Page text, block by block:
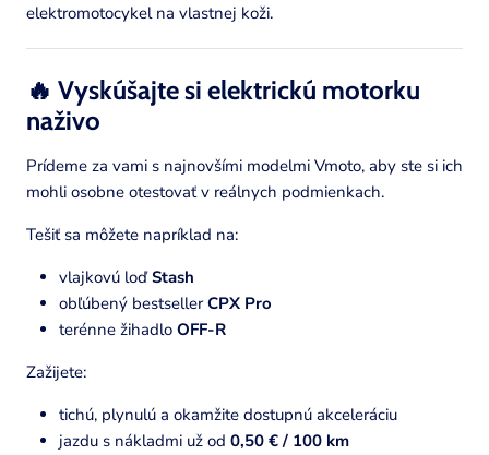
elektromotocykel na vlastnej koži.
🔥 Vyskúšajte si elektrickú motorku
naživo
Prídeme za vami s najnovšími modelmi Vmoto, aby ste si ich
mohli osobne otestovať v reálnych podmienkach.
Tešiť sa môžete napríklad na:
vlajkovú loďStash
obľúbený bestsellerCPX Pro
terénne žihadlo OFF-R
Zažijete:
tichú, plynulú a okamžite dostupnú akceleráciu
jazdu s nákladmi už od 0,50 € / 100 km